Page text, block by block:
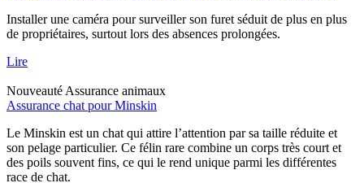
Installer une caméra pour surveiller son furet séduit de plus en plus
de propriétaires, surtout lors des absences prolongées.
Lire
Nouveauté Assurance animaux
Assurance chat pour Minskin
Le Minskin est un chat qui attire l’attention par sa taille réduite et
son pelage particulier. Ce félin rare combine un corps très court et
des poils souvent fins, ce qui le rend unique parmi les différentes
race de chat.